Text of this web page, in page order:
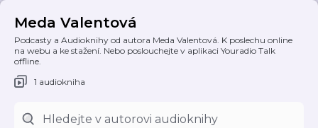
Meda Valentová
Podcasty a Audioknihy od autora Meda Valentová. K poslechu online
na webu a ke stažení. Nebo poslouchejte v aplikaci Youradio Talk
offline.
1 audiokniha